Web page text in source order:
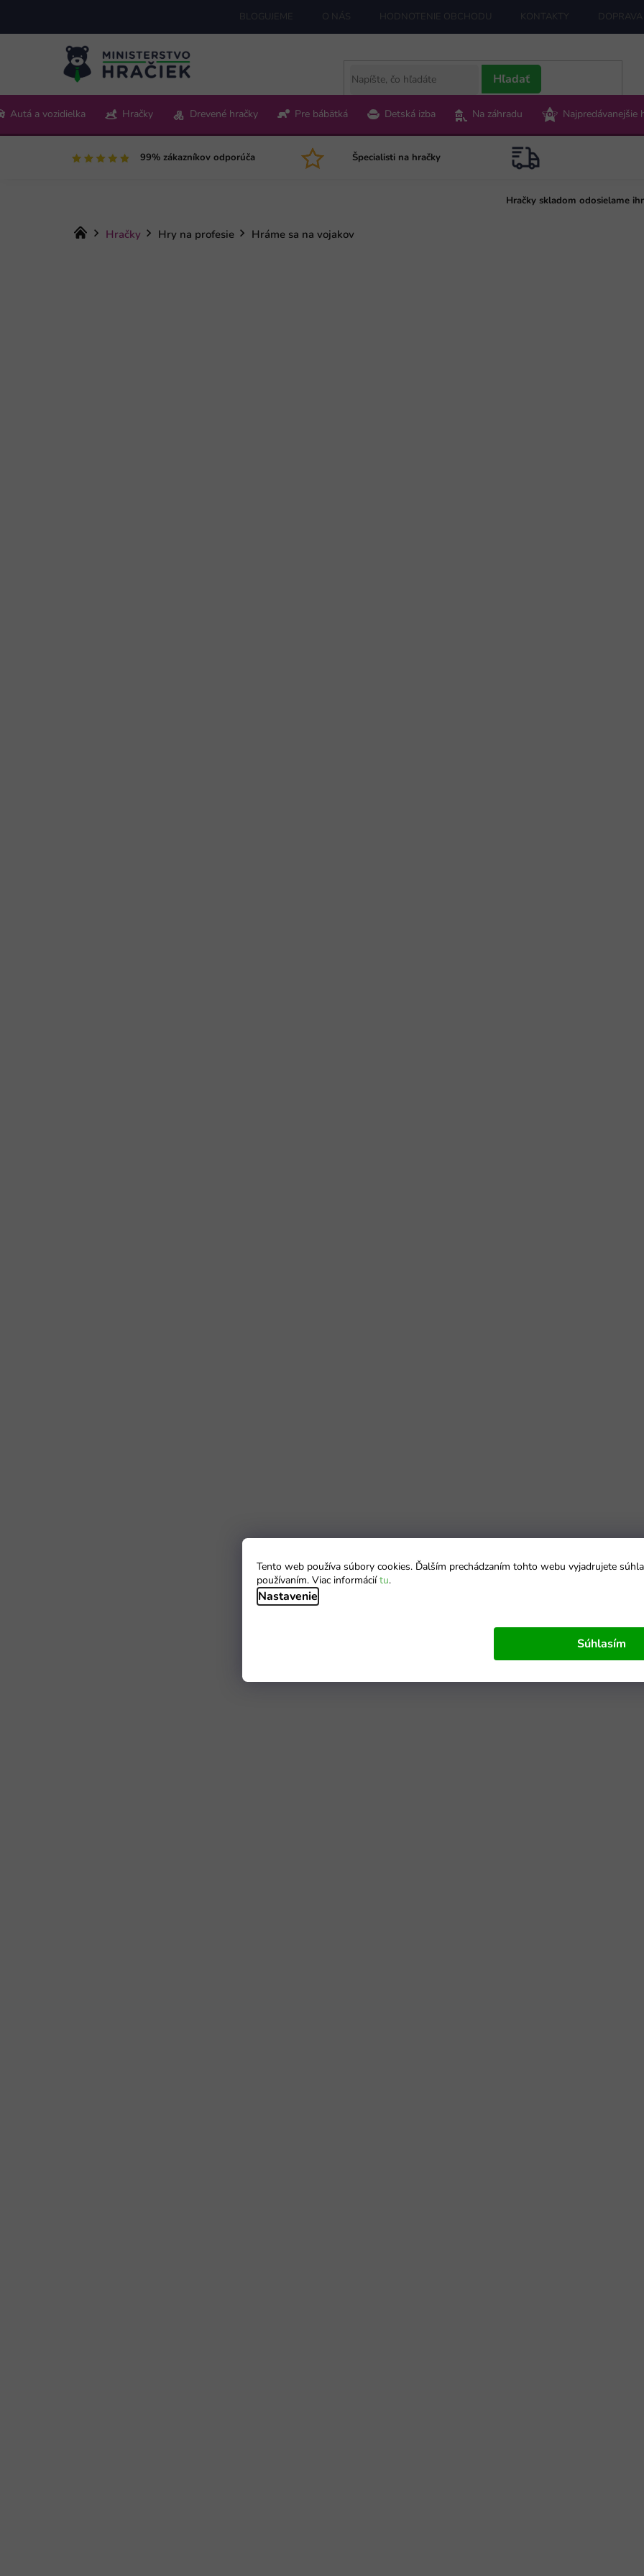
Tento web používa súbory cookies. Ďalším prechádzaním tohto webu vyjadrujete
používaním. Viac informáciítu.
Nastavenie
Súhlasím
obsah
BLOGUJEME O NÁS HODNOTENIE OBCHODU KONTAKTY
Pon-Pia 9:00-15:00
Hľadať
Autá a vozidielka Hračky Drevené hračky Pre bábätká Detská izba Na záhradu Najpredávanejšie
99% zákazníkov odporúča Špecialisti na hračky
Hračky skladom odosielame
Domov
Hračky Hry na profesie Hráme sa na vojakov